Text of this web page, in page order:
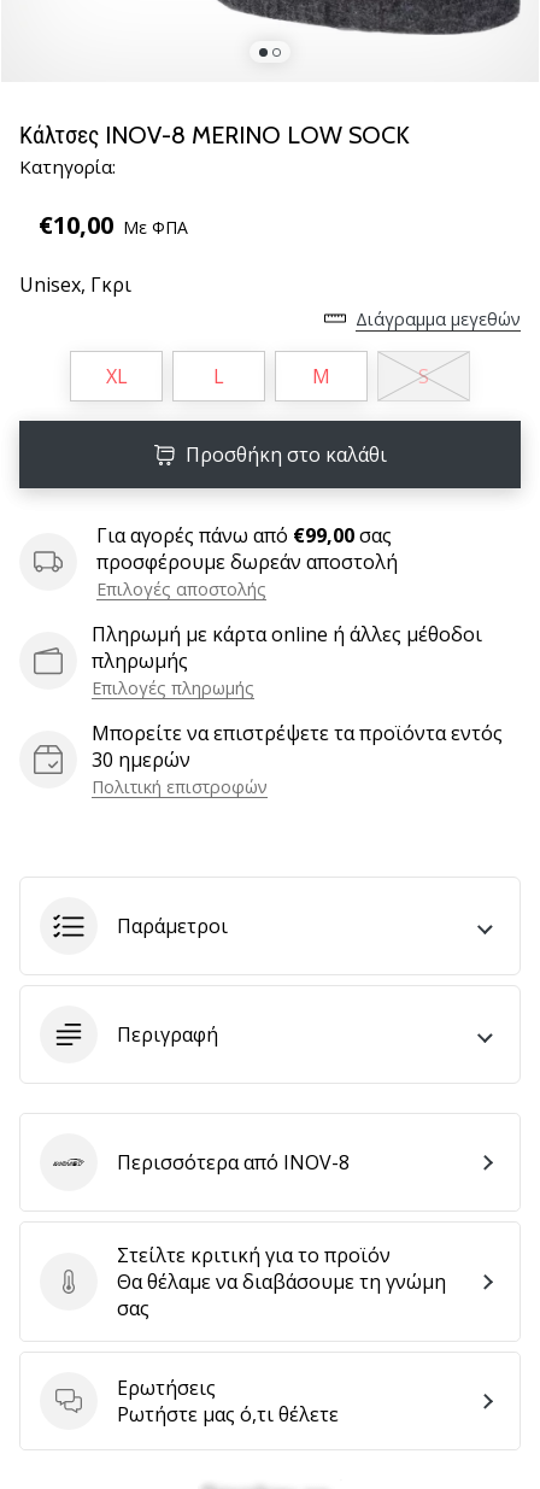
Accelerate
SQD
Ανακάλυψε
τεχνικές
αξίζει…
25. 11. 2024
6 λεπτά ανάγνωσης
πρεσβευτής
της
μάρκας
χάντμπολ
Είσαι
λάτρης
όπως
Γίνε
πρέσβειρα
μάρκας
Εμφάνιση
των
Κάλτσες INOV-8 MERINO LOW SOCK
Κατηγορία:
€10,00 Με ΦΠΑ
Unisex, Γκρι
Διάγραμμα μεγεθών
XL L M S
Προσθήκη στο καλάθι
Για αγορές πάνω από €99,00σας
προσφέρουμε δωρεάν αποστολή
Επιλογές αποστολής
Πληρωμή με κάρτα online ή άλλες μέθοδοι
πληρωμής
Επιλογές πληρωμής
Μπορείτε να επιστρέψετε τα προϊόντα εντός
30 ημερών
Πολιτική επιστροφών
Παράμετροι
Περιγραφή
Στείλτε κριτική για το προϊόν
Στείλτε κριτική για το προϊόν
Θα θέλαμε να διαβάσουμε τη γνώμη
σας
Ερωτήσεις
Ερωτήσεις
Ρωτήστε μας ό,τι θέλετε
INOV-8Περισσότερα από INOV-8